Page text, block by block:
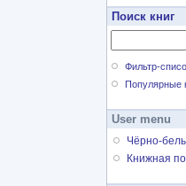
Поиск книг
Фильтр-
Популярные
User menu
Чёрно-
Книжная